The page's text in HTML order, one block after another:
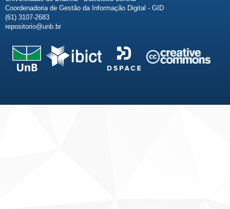
Coordenadoria de Gestão da Informação Digital - GID
(61) 3107-2683
repositorio@unb.br